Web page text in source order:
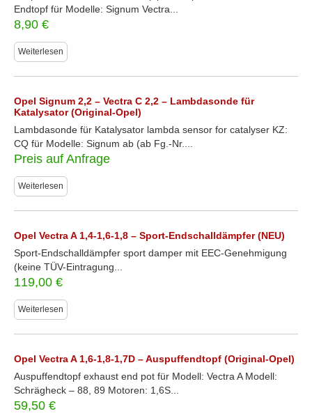
Endtopf für Modelle: Signum Vectra...
8,90 €
Weiterlesen
Opel Signum 2,2 – Vectra C 2,2 – Lambdasonde für
Katalysator (Original-Opel)
Lambdasonde für Katalysator lambda sensor for catalyser KZ:
CQ für Modelle: Signum ab (ab Fg.-Nr....
Preis auf Anfrage
Weiterlesen
Opel Vectra A 1,4-1,6-1,8 – Sport-Endschalldämpfer (NEU)
Sport-Endschalldämpfer sport damper mit EEC-Genehmigung
(keine TÜV-Eintragung...
119,00 €
Weiterlesen
Opel Vectra A 1,6-1,8-1,7D – Auspuffendtopf (Original-Opel)
Auspuffendtopf exhaust end pot für Modell: Vectra A Modell:
Schrägheck – 88, 89 Motoren: 1,6S...
59,50 €